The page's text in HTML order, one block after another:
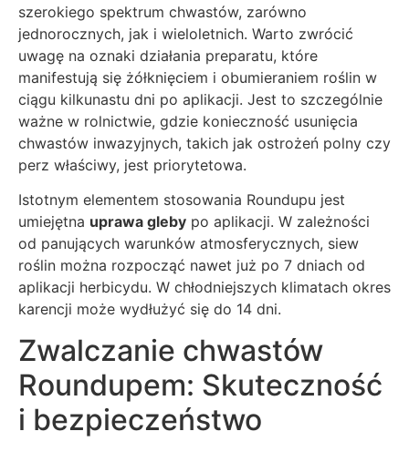
szerokiego spektrum chwastów, zarówno
jednorocznych, jak i wieloletnich. Warto zwrócić
uwagę na oznaki działania preparatu, które
manifestują się żółknięciem i obumieraniem roślin w
ciągu kilkunastu dni po aplikacji. Jest to szczególnie
ważne w rolnictwie, gdzie konieczność usunięcia
chwastów inwazyjnych, takich jak ostrożeń polny czy
perz właściwy, jest priorytetowa.
Istotnym elementem stosowania Roundupu jest
umiejętna uprawa gleby po aplikacji. W zależności
od panujących warunków atmosferycznych, siew
roślin można rozpocząć nawet już po 7 dniach od
aplikacji herbicydu. W chłodniejszych klimatach okres
karencji może wydłużyć się do 14 dni.
Zwalczanie chwastów
Roundupem: Skuteczność
i bezpieczeństwo